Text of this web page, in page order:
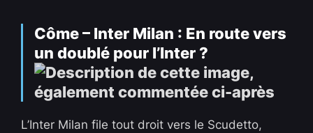
Côme – Inter Milan : En route vers
un doublé pour l’Inter ?
L’Inter Milan file tout droit vers le Scudetto,